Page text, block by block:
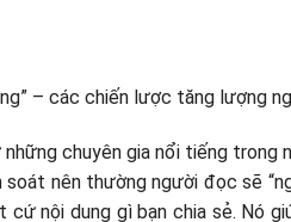
– các chiến lược tăng lượng
chuyên gia nổi tiếng
nên thường người đọc sẽ
nội dung gì bạn chia sẻ. Nó